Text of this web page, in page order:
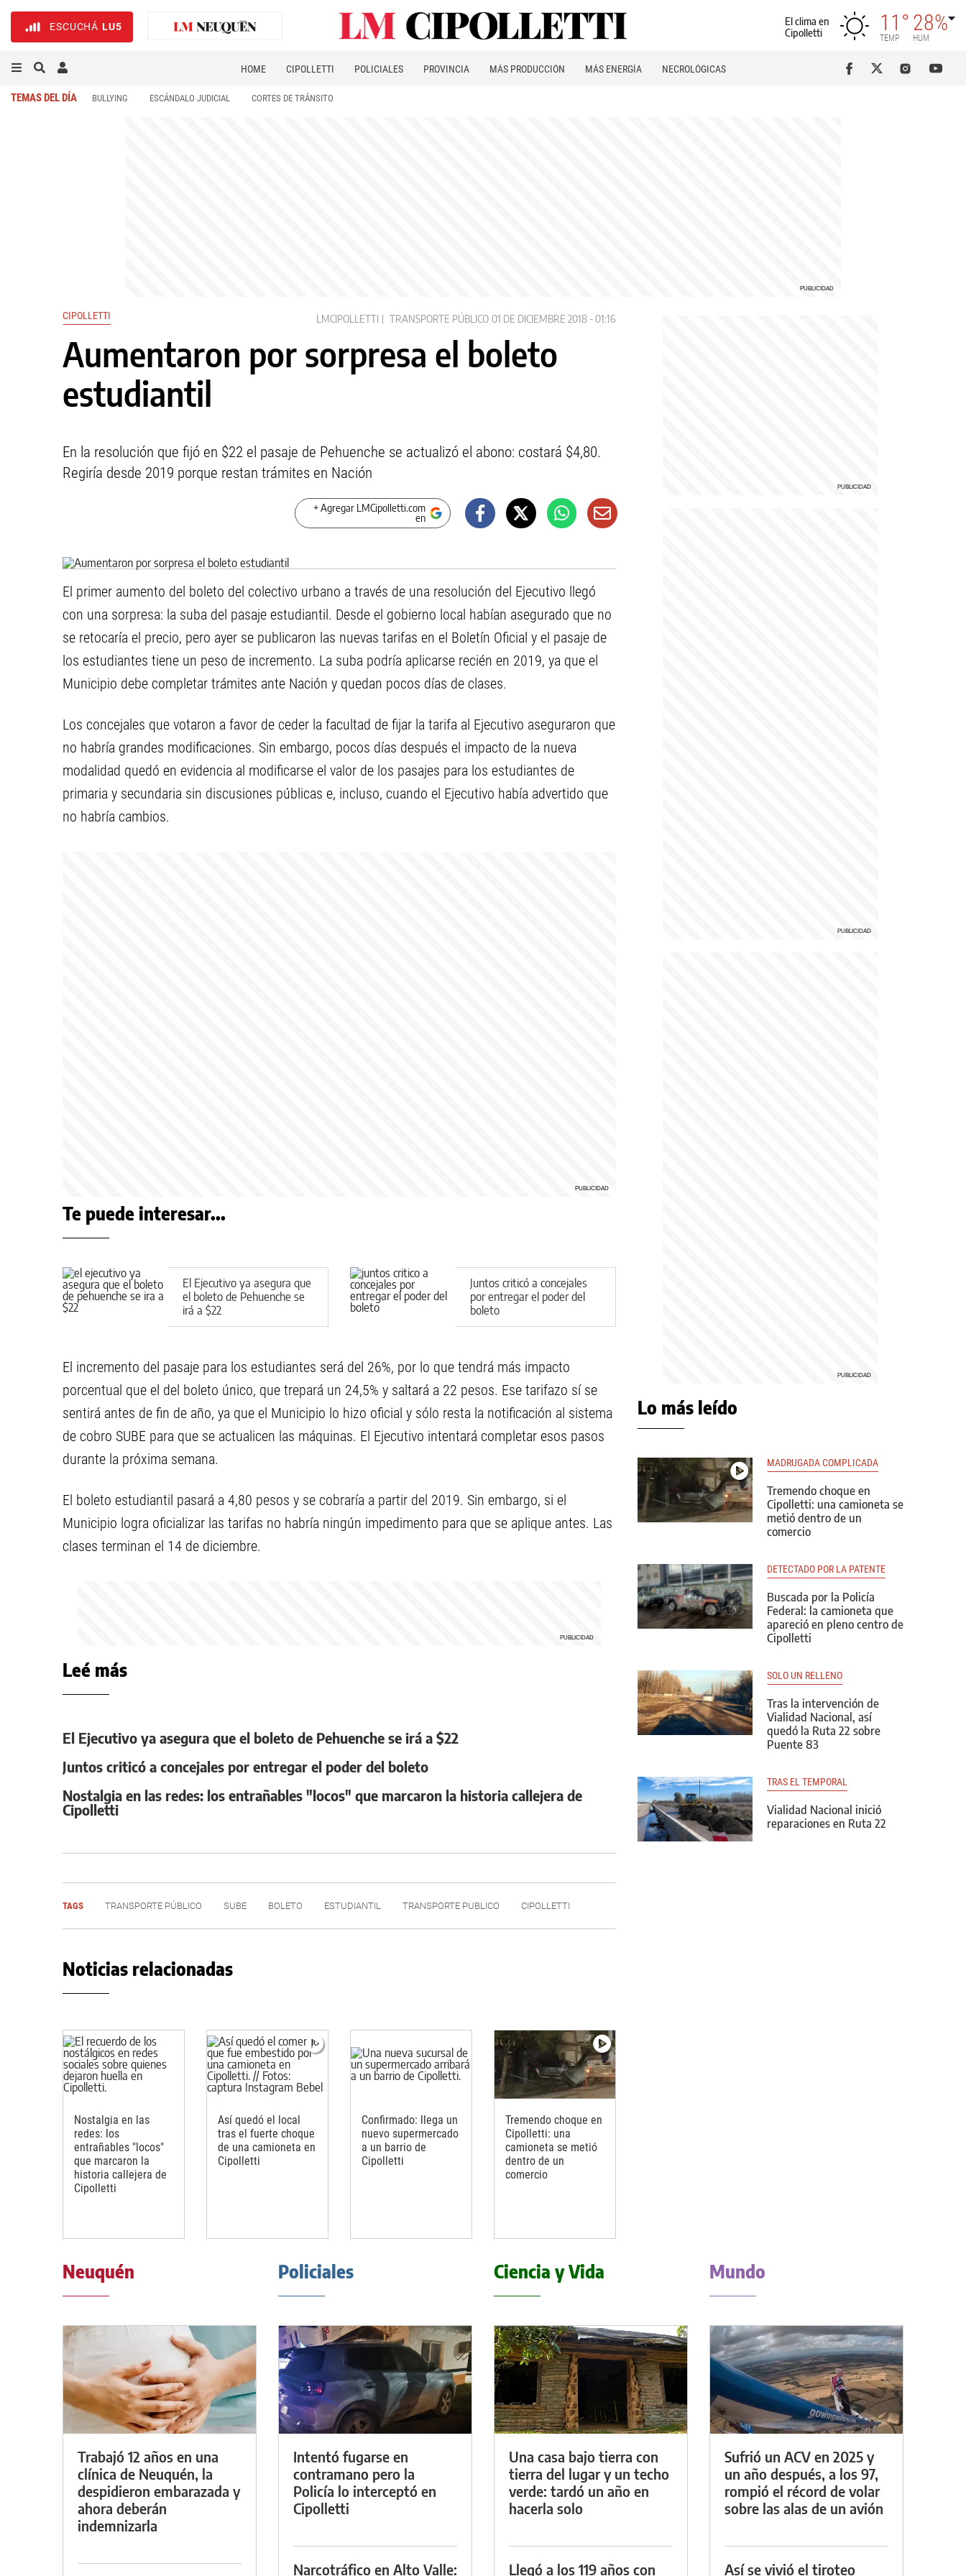
ESCUCHÁ LU5
El clima en
Cipolletti
11°
TEMP
28%
HUM
HOME CIPOLLETTI POLICIALES PROVINCIA MÁS PRODUCCIÓN MÁS ENERGÍA NECROLÓGICAS
TEMAS DEL DÍA BULLYING ESCÁNDALO JUDICIAL CORTES DE TRÁNSITO
CIPOLLETTI LMCIPOLLETTI TRANSPORTE PÚBLICO 01 DE DICIEMBRE 2018 - 01:16
Aumentaron por sorpresa el boleto
estudiantil
En la resolución que fijó en $22 el pasaje de Pehuenche se actualizó el abono: costará $4,80.
Regiría desde 2019 porque restan trámites en Nación
+ Agregar LMCipolletti.com
en
El primer aumento del boleto del colectivo urbano a través de una resolución del Ejecutivo llegó
con una sorpresa: la suba del pasaje estudiantil. Desde el gobierno local habían asegurado que no
se retocaría el precio, pero ayer se publicaron las nuevas tarifas en el Boletín Oficial y el pasaje de
los estudiantes tiene un peso de incremento. La suba podría aplicarse recién en 2019, ya que el
Municipio debe completar trámites ante Nación y quedan pocos días de clases.
Los concejales que votaron a favor de ceder la facultad de fijar la tarifa al Ejecutivo aseguraron que
no habría grandes modificaciones. Sin embargo, pocos días después el impacto de la nueva
modalidad quedó en evidencia al modificarse el valor de los pasajes para los estudiantes de
primaria y secundaria sin discusiones públicas e, incluso, cuando el Ejecutivo había advertido que
no habría cambios.
Te puede interesar...
El Ejecutivo ya asegura que
el boleto de Pehuenche se
irá a $22
Juntos criticó a concejales
por entregar el poder del
boleto
El incremento del pasaje para los estudiantes será del 26%, por lo que tendrá más impacto
porcentual que el del boleto único, que trepará un 24,5% y saltará a 22 pesos. Ese tarifazo sí se
sentirá antes de fin de año, ya que el Municipio lo hizo oficial y sólo resta la notificación al sistema
de cobro SUBE para que se actualicen las máquinas. El Ejecutivo intentará completar esos pasos
durante la próxima semana.
El boleto estudiantil pasará a 4,80 pesos y se cobraría a partir del 2019. Sin embargo, si el
Municipio logra oficializar las tarifas no habría ningún impedimento para que se aplique antes. Las
clases terminan el 14 de diciembre.
Leé más
El Ejecutivo ya asegura que el boleto de Pehuenche se irá a $22
Juntos criticó a concejales por entregar el poder del boleto
Nostalgia en las redes: los entrañables "locos" que marcaron la historia callejera de
Cipolletti
TAGS TRANSPORTE PÚBLICO SUBE BOLETO ESTUDIANTIL TRANSPORTE PUBLICO CIPOLLETTI
Noticias relacionadas
Nostalgia en las
redes: los
entrañables "locos"
que marcaron la
historia callejera de
Cipolletti
Así quedó el local
tras el fuerte choque
de una camioneta en
Cipolletti
Confirmado: llega un
nuevo supermercado
a un barrio de
Cipolletti
Tremendo choque en
Cipolletti: una
camioneta se metió
dentro de un
comercio
Lo más leído
MADRUGADA COMPLICADA
Tremendo choque en
Cipolletti: una camioneta se
metió dentro de un
comercio
DETECTADO POR LA PATENTE
Buscada por la Policía
Federal: la camioneta que
apareció en pleno centro de
Cipolletti
SOLO UN RELLENO
Tras la intervención de
Vialidad Nacional, así
quedó la Ruta 22 sobre
Puente 83
TRAS EL TEMPORAL
Vialidad Nacional inició
reparaciones en Ruta 22
Neuquén
Trabajó 12 años en una
clínica de Neuquén, la
despidieron embarazada y
ahora deberán
indemnizarla
Policiales
Intentó fugarse en
contramano pero la
Policía lo interceptó en
Cipolletti
Narcotráfico en Alto Valle:
Ciencia y Vida
Una casa bajo tierra con
tierra del lugar y un techo
verde: tardó un año en
hacerla solo
Llegó a los 119 años con
Mundo
Sufrió un ACV en 2025 y
un año después, a los 97,
rompió el récord de volar
sobre las alas de un avión
Así se vivió el tiroteo